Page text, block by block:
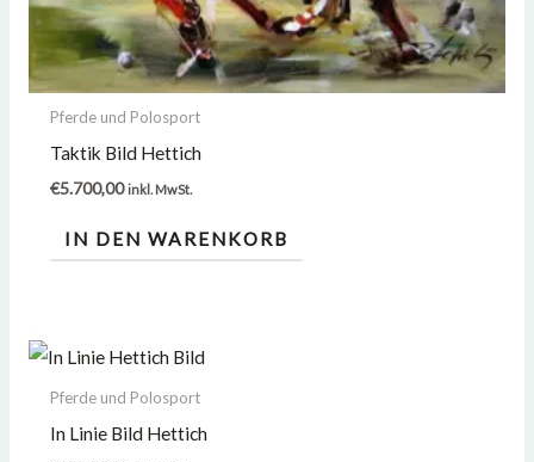
Pferde und Polosport
Taktik Bild Hettich
€5.700,00 inkl. MwSt.
IN DEN WARENKORB
Pferde und Polosport
In Linie Bild Hettich